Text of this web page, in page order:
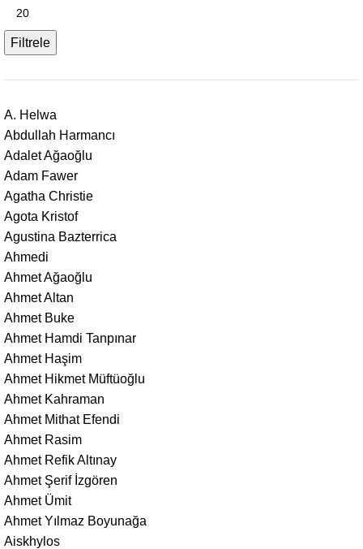
Filtrele
A. Helwa
Abdullah Harmancı
Adalet Ağaoğlu
Adam Fawer
Agatha Christie
Agota Kristof
Agustina Bazterrica
Ahmedi
Ahmet Ağaoğlu
Ahmet Altan
Ahmet Buke
Ahmet Hamdi Tanpınar
Ahmet Haşim
Ahmet Hikmet Müftüoğlu
Ahmet Kahraman
Ahmet Mithat Efendi
Ahmet Rasim
Ahmet Refik Altınay
Ahmet Şerif İzgören
Ahmet Ümit
Ahmet Yılmaz Boyunağa
Aiskhylos